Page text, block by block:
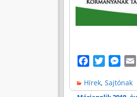
c
i
M
s
Hírek,Sajtónak